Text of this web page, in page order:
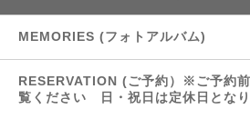
MEMORIES (フォトアルバム)
RESERVATION (ご予約）※ご予約
覧ください 日・祝日は定休日とな